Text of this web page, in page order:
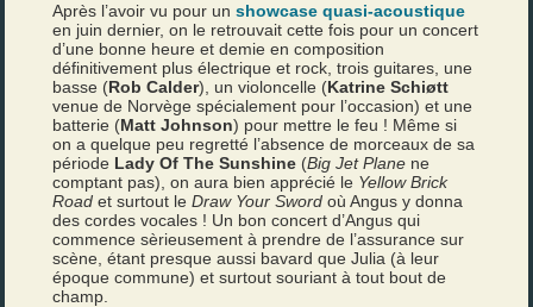
Après l’avoir vu pour unshowcase quasi-acoustique
en juin dernier, on le retrouvait cette fois pour un concert
d’une bonne heure et demie en composition
définitivement plus électrique et rock, trois guitares, une
basse (Rob Calder), un violoncelle (Katrine Schiøtt
venue de Norvège spécialement pour l’occasion) et une
batterie (Matt Johnson) pour mettre le feu ! Même si
on a quelque peu regretté l’absence de morceaux de sa
période Lady Of The Sunshine (Big Jet Plane ne
comptant pas), on aura bien apprécié le Yellow Brick
Road et surtout leDraw Your Sword où Angus y donna
des cordes vocales ! Un bon concert d’Angus qui
commence sèrieusement à prendre de l’assurance sur
scène, étant presque aussi bavard que Julia (à leur
époque commune) et surtout souriant à tout bout de
champ.